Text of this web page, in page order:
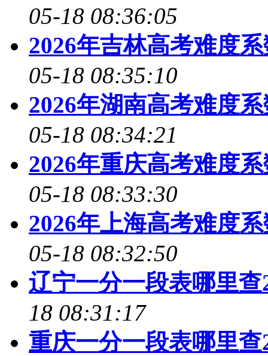
05-18 08:36:05
2026年吉林高考难度
05-18 08:35:10
2026年湖南高考难度
05-18 08:34:21
2026年重庆高考难度
05-18 08:33:30
2026年上海高考难度
05-18 08:32:50
辽宁一分一段表哪里
18 08:31:17
重庆一分一段表哪里